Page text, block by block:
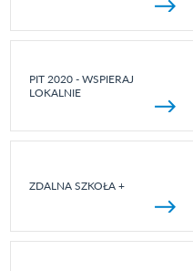
PIT 2020 - WSPIERAJ
LOKALNIE
ZDALNA SZKOŁA +